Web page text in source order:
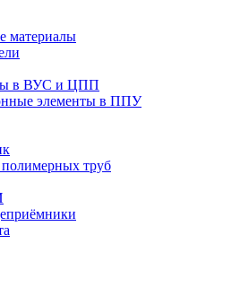
материалы
в ВУС и ЦПП
элементы в ППУ
труб